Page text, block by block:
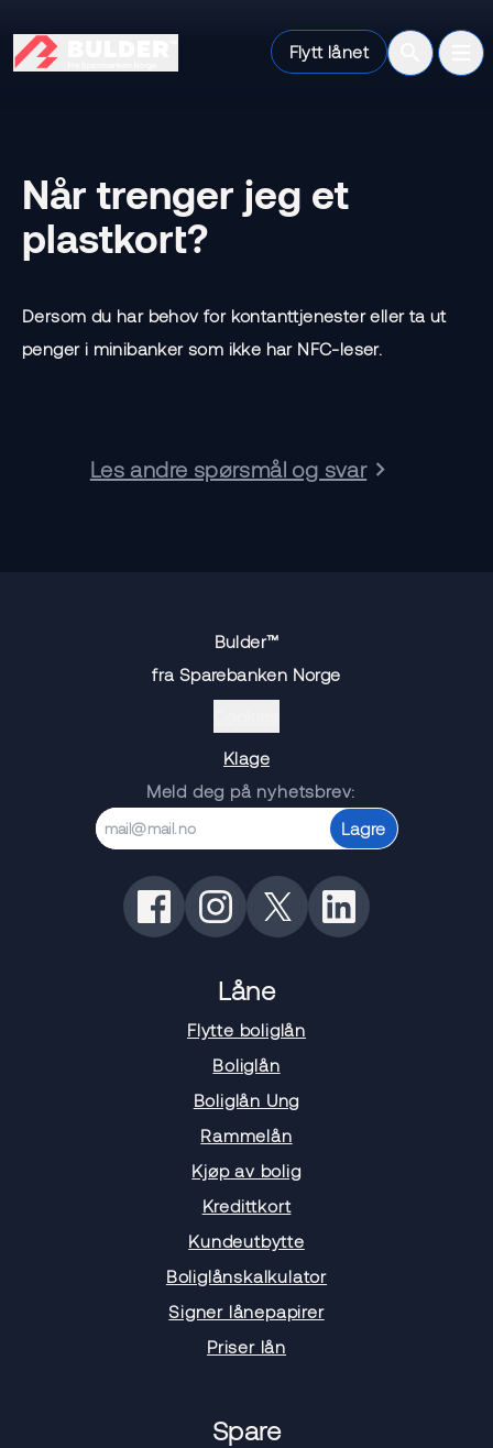
Flytt lånet
Open
Når trenger jeg et
plastkort?
Dersom du har behov for kontanttjenester eller ta ut
penger i minibanker som ikke har NFC-leser.
Les andre spørsmål og svar
Bulder™
fra Sparebanken Norge
Klage
Meld deg på nyhetsbrev:
Lagre
Låne
Flytte boliglån
Boliglån
Boliglån Ung
Rammelån
Kjøp av bolig
Kredittkort
Kundeutbytte
Boliglånskalkulator
Signer lånepapirer
Priser lån
Spare